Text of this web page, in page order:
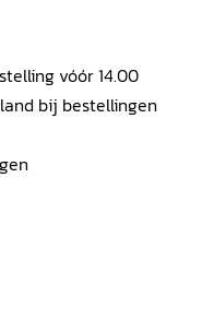
vóór 14.00
bij bestellingen